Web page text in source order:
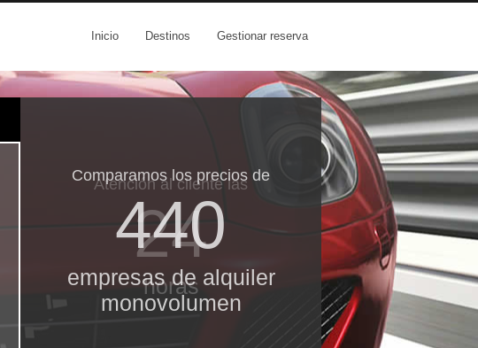
Inicio Destinos Gestionar reserva
Comparamos los precios de
440
empresas de alquiler
monovolumen
Atención al cliente las
24
horas